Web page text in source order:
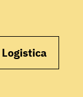
Logistica